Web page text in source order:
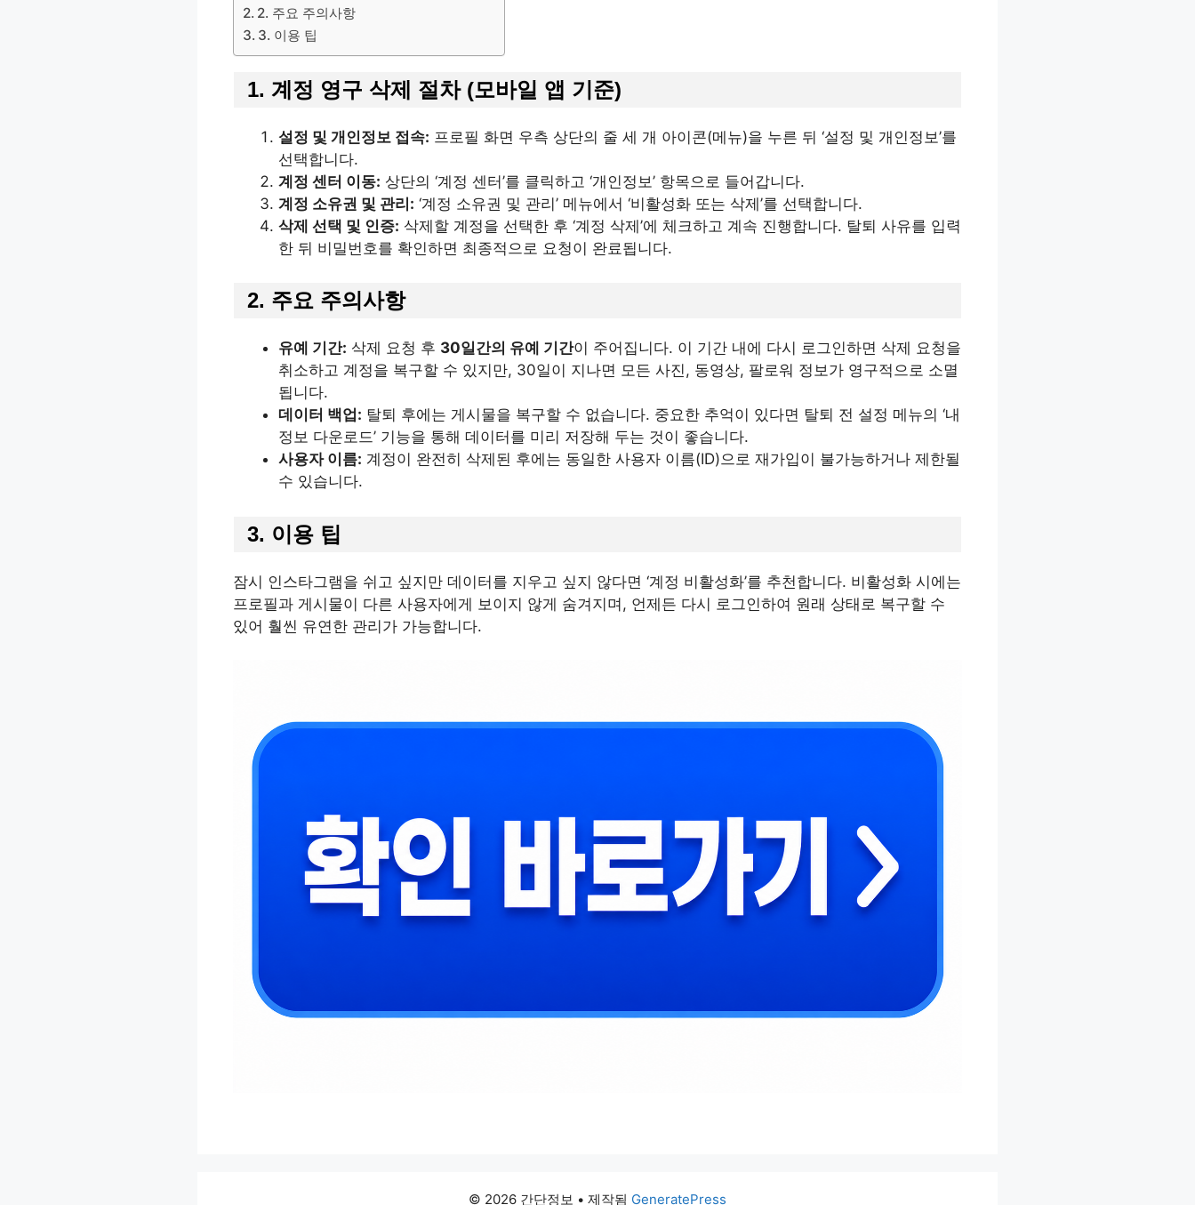
2. 주요 주의사항
3. 이용 팁
1. 계정 영구 삭제 절차 (모바일 앱 기준)
설정 및 개인정보 접속: 프로필 화면 우측 상단의 줄 세 개 아이콘(메뉴)을 누른 뒤 ‘설정 및 개인정보’를
선택합니다.
계정 센터 이동: 상단의 ‘계정 센터’를 클릭하고 ‘개인정보’ 항목으로 들어갑니다.
계정 소유권 및 관리: ‘계정 소유권 및 관리’ 메뉴에서 ‘비활성화 또는 삭제’를 선택합니다.
삭제 선택 및 인증: 삭제할 계정을 선택한 후 ‘계정 삭제’에 체크하고 계속 진행합니다. 탈퇴 사유를 입력
한 뒤 비밀번호를 확인하면 최종적으로 요청이 완료됩니다.
2. 주요 주의사항
유예 기간: 삭제 요청 후 30일간의 유예 기간이 주어집니다. 이 기간 내에 다시 로그인하면 삭제 요청을
취소하고 계정을 복구할 수 있지만, 30일이 지나면 모든 사진, 동영상, 팔로워 정보가 영구적으로 소멸
됩니다.
데이터 백업: 탈퇴 후에는 게시물을 복구할 수 없습니다. 중요한 추억이 있다면 탈퇴 전 설정 메뉴의 ‘내
정보 다운로드’ 기능을 통해 데이터를 미리 저장해 두는 것이 좋습니다.
사용자 이름: 계정이 완전히 삭제된 후에는 동일한 사용자 이름(ID)으로 재가입이 불가능하거나 제한될
수 있습니다.
3. 이용 팁
잠시 인스타그램을 쉬고 싶지만 데이터를 지우고 싶지 않다면 ‘계정 비활성화’를 추천합니다. 비활성화 시에는
프로필과 게시물이 다른 사용자에게 보이지 않게 숨겨지며, 언제든 다시 로그인하여 원래 상태로 복구할 수
있어 훨씬 유연한 관리가 가능합니다.
© 2026 간단정보 • 제작됨 GeneratePress